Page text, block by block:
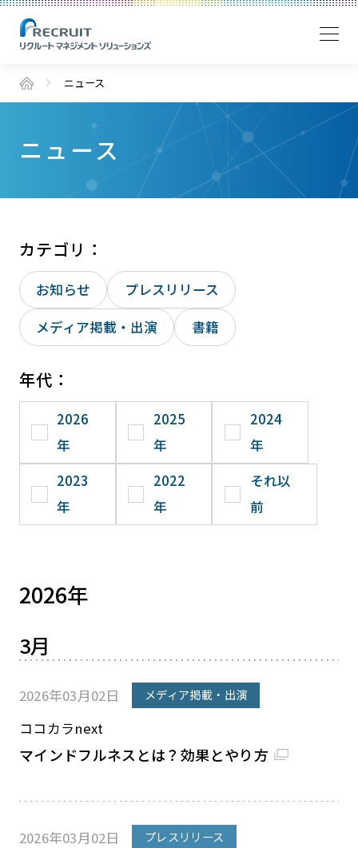
ニュース
ニュース
カテゴリ：
お知らせ
プレスリリース
メディア掲載・出演
書籍
年代：
2026
年
2025
年
2024
年
2023
年
2022
年
それ以
前
2026年
3月
2026年03月02日 メディア掲載・出演
ココカラnext
マインドフルネスとは？効果とやり方
2026年03月02日 プレスリリース